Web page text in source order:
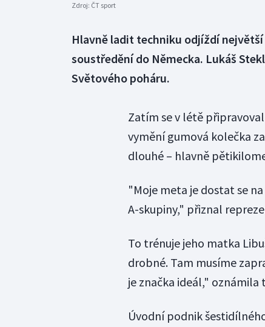
Zdroj: ČT sport
Hlavně ladit techniku odjíždí
soustředění do Německa. Lukáš
Světového poháru.
Zatím se v létě
vymění gumová kolečka
dlouhé – hlavně
"Moje meta je dostat se
A-skupiny," přiznal
To trénuje jeho matka
drobné. Tam musíme
je značka ideál,"
Úvodní podnik